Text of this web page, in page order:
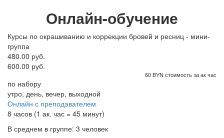
Онлайн-обучение
Курсы по окрашиванию и коррекции бровей и ресниц - мини-
группа
480.00 руб.
600.00 руб.
60 BYN стоимость за ак час
по набору
утро, день, вечер, выходной
Онлайн с преподавателем
8 часов (1 ак. час = 45 минут)
В среднем в группе: 3 человек